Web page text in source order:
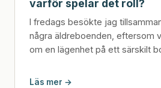
varför spelar det roll?
I fredags besökte jag
några äldreboenden, eftersom
om en lägenhet på ett särskilt
Läs mer →